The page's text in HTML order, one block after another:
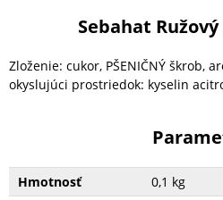
Sebahat
Zloženie: cukor, PŠENIČNÝ škrob,
okyslujúci prostriedok: kyselin
Hmotnosť 0,1 kg